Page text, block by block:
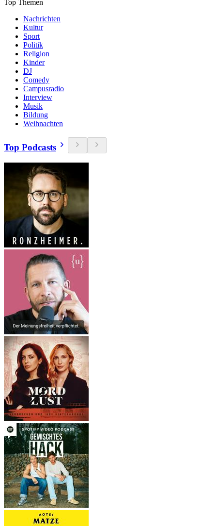
Top Themen
Nachrichten
Kultur
Sport
Politik
Religion
Kinder
DJ
Comedy
Campusradio
Interview
Musik
Bildung
Weihnachten
Top Podcasts